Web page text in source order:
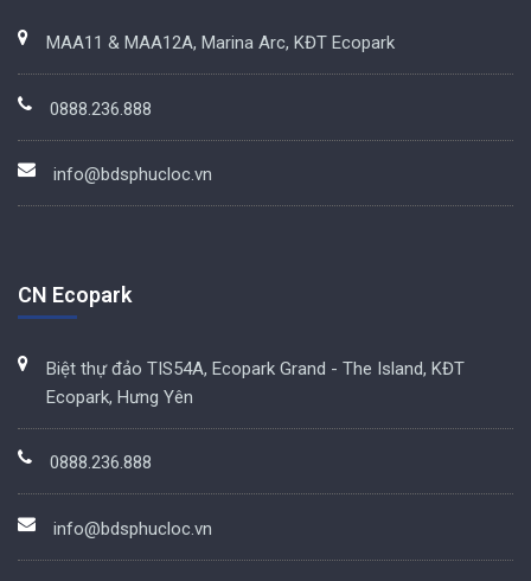
MAA11 & MAA12A, Marina Arc, KĐT Ecopark
0888.236.888
info@bdsphucloc.vn
CN Ecopark
Biệt thự đảo TIS54A, Ecopark Grand - The Island, KĐT
Ecopark, Hưng Yên
0888.236.888
info@bdsphucloc.vn